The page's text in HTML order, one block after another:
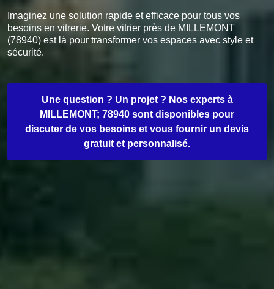
Imaginez une solution rapide et efficace pour tous vos
besoins en vitrerie. Votre vitrier près de MILLEMONT
(78940) est là pour transformer vos espaces avec style et
sécurité.
Une question ? Un projet ? Nos experts à
MILLEMONT; 78940 sont disponibles pour
discuter de vos besoins et vous fournir un devis
gratuit et personnalisé.